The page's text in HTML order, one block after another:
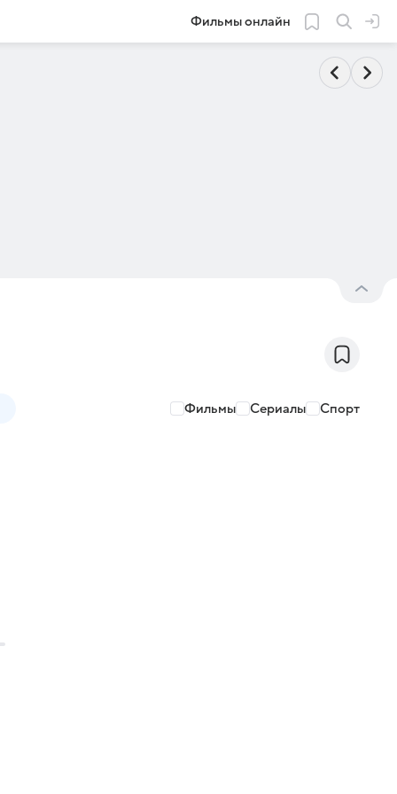
Фильмы онлайн
Фильмы Сериалы Спорт